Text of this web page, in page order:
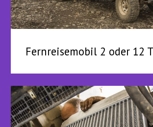
Fernreisemobil 2 oder 12